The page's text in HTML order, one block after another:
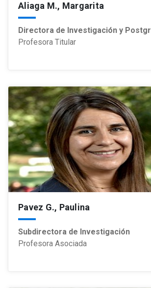
Aliaga M., Margarita
Directora de Investigación y
Profesora Titular
Pavez G., Paulina
Subdirectora de Investigación
Profesora Asociada